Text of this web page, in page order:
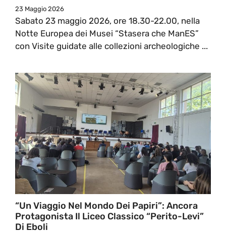
23 Maggio 2026
Sabato 23 maggio 2026, ore 18.30-22.00, nella
Notte Europea dei Musei “Stasera che ManES”
con Visite guidate alle collezioni archeologiche ...
“Un Viaggio Nel Mondo Dei Papiri”: Ancora
Protagonista Il Liceo Classico “Perito-Levi”
Di Eboli